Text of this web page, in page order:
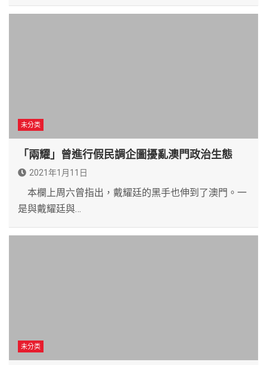
未分类
「兩耀」曾進行假民調企圖擾亂澳門政治生態
2021年1月11日
本欄上周六曾指出，戴耀廷的黑手也伸到了澳門。一
是與戴耀廷與…
未分类